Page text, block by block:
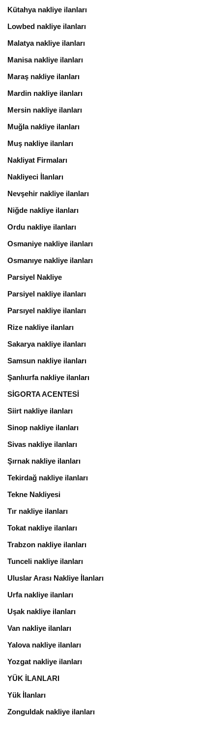
Kütahya nakliye ilanları
Lowbed nakliye ilanları
Malatya nakliye ilanları
Manisa nakliye ilanları
Maraş nakliye ilanları
Mardin nakliye ilanları
Mersin nakliye ilanları
Muğla nakliye ilanları
Muş nakliye ilanları
Nakliyat Firmaları
Nakliyeci İlanları
Nevşehir nakliye ilanları
Niğde nakliye ilanları
Ordu nakliye ilanları
Osmaniye nakliye ilanları
Osmanıye nakliye ilanları
Parsiyel Nakliye
Parsiyel nakliye ilanları
Parsıyel nakliye ilanları
Rize nakliye ilanları
Sakarya nakliye ilanları
Samsun nakliye ilanları
Şanlıurfa nakliye ilanları
SİGORTA ACENTESİ
Siirt nakliye ilanları
Sinop nakliye ilanları
Sivas nakliye ilanları
Şırnak nakliye ilanları
Tekirdağ nakliye ilanları
Tekne Nakliyesi
Tır nakliye ilanları
Tokat nakliye ilanları
Trabzon nakliye ilanları
Tunceli nakliye ilanları
Uluslar Arası Nakliye İlanları
Urfa nakliye ilanları
Uşak nakliye ilanları
Van nakliye ilanları
Yalova nakliye ilanları
Yozgat nakliye ilanları
YÜK İLANLARI
Yük İlanları
Zonguldak nakliye ilanları